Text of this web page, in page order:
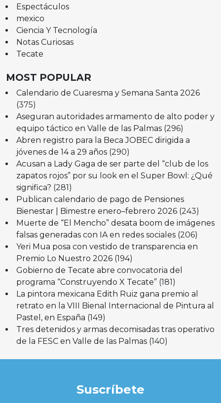
Espectáculos
mexico
Ciencia Y Tecnología
Notas Curiosas
Tecate
MOST POPULAR
Calendario de Cuaresma y Semana Santa 2026
(375)
Aseguran autoridades armamento de alto poder y
equipo táctico en Valle de las Palmas (296)
Abren registro para la Beca JOBEC dirigida a
jóvenes de 14 a 29 años (290)
Acusan a Lady Gaga de ser parte del “club de los
zapatos rojos” por su look en el Super Bowl: ¿Qué
significa? (281)
Publican calendario de pago de Pensiones
Bienestar | Bimestre enero–febrero 2026 (243)
Muerte de “El Mencho” desata boom de imágenes
falsas generadas con IA en redes sociales (206)
Yeri Mua posa con vestido de transparencia en
Premio Lo Nuestro 2026 (194)
Gobierno de Tecate abre convocatoria del
programa “Construyendo X Tecate” (181)
La pintora mexicana Edith Ruiz gana premio al
retrato en la VIII Bienal Internacional de Pintura al
Pastel, en España (149)
Tres detenidos y armas decomisadas tras operativo
de la FESC en Valle de las Palmas (140)
Suscríbete